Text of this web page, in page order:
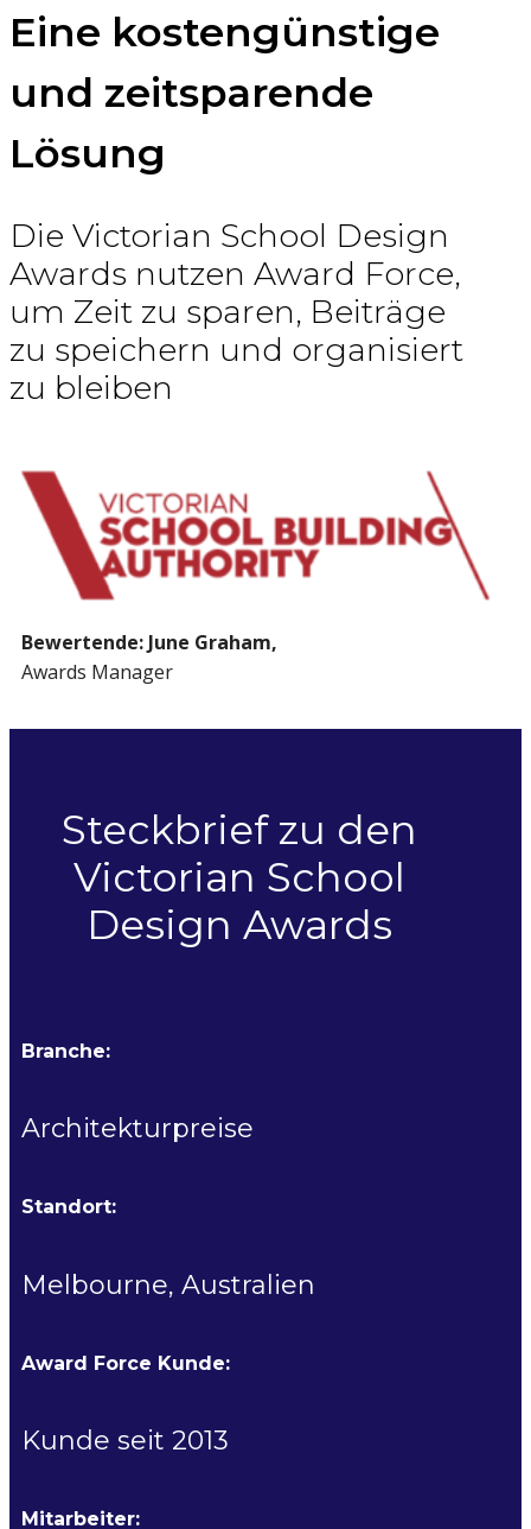
Eine kostengünstige
und zeitsparende
Lösung
Die Victorian School Design
Awards nutzen Award Force,
um Zeit zu sparen, Beiträge
zu speichern und organisiert
zu bleiben
Bewertende: June Graham,
Awards Manager
Steckbrief zu den
Victorian School
Design Awards
Branche:
Architekturpreise
Standort:
Melbourne, Australien
Award Force Kunde:
Kunde seit 2013
Mitarbeiter: